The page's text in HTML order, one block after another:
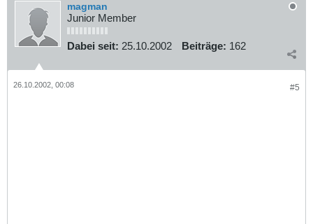
magman
Junior Member
Dabei seit: 25.10.2002 Beiträge: 162
#5
26.10.2002, 00:08